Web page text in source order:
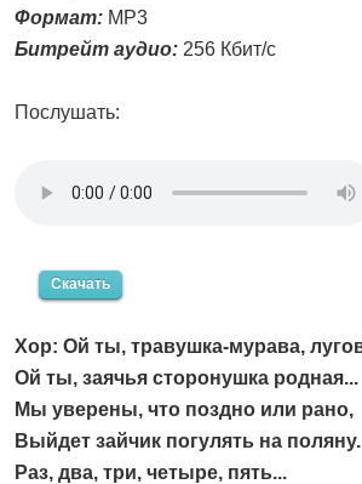
Формат: MP3
Битрейт аудио: 256 Кбит/с
Послушать:
Скачать
Хор: Ой ты, травушка-мурава,
Ой ты, заячья сторонушка родная...
Мы уверены, что поздно или рано,
Выйдет зайчик погулять на поляну.
Раз, два, три, четыре, пять...